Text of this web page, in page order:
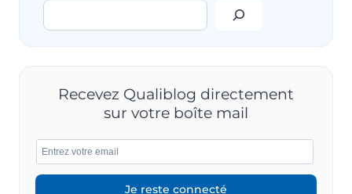
Rechercher
Recevez Qualiblog directement
sur votre boîte mail